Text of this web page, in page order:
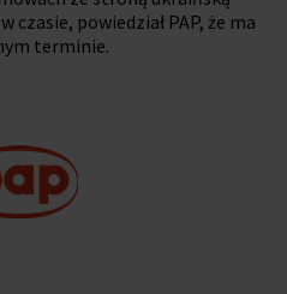
czasie, powiedział PAP, że ma
terminie.